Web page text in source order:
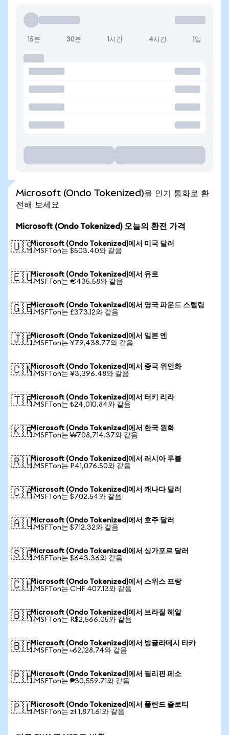
15분 30분 1시간 4시간 1일
Microsoft (Ondo Tokenized)을 인기 통화로 환
전해 보세요
Microsoft (Ondo Tokenized) 오늘의 환전 가격
🇺🇸Microsoft (Ondo Tokenized)에서 미국 달러
1 MSFTon는 $503.40와 같음
🇪🇺Microsoft (Ondo Tokenized)에서 유로
1 MSFTon는 €435.58와 같음
🇬🇧Microsoft (Ondo Tokenized)에서 영국 파운드 스털링
1 MSFTon는 £373.12와 같음
🇯🇵Microsoft (Ondo Tokenized)에서 일본 엔
1 MSFTon는 ¥79,438.77와 같음
🇨🇳Microsoft (Ondo Tokenized)에서 중국 위안화
1 MSFTon는 ¥3,396.48와 같음
🇹🇷Microsoft (Ondo Tokenized)에서 터키 리라
1 MSFTon는 ₺24,010.84와 같음
🇰🇷Microsoft (Ondo Tokenized)에서 한국 원화
1 MSFTon는 ₩708,714.37와 같음
🇷🇺Microsoft (Ondo Tokenized)에서 러시아 루블
1 MSFTon는 ₽41,076.50와 같음
🇨🇦Microsoft (Ondo Tokenized)에서 캐나다 달러
1 MSFTon는 $702.54와 같음
🇦🇺Microsoft (Ondo Tokenized)에서 호주 달러
1 MSFTon는 $712.32와 같음
🇸🇬Microsoft (Ondo Tokenized)에서 싱가포르 달러
1 MSFTon는 $643.36와 같음
🇨🇭Microsoft (Ondo Tokenized)에서 스위스 프랑
1 MSFTon는 CHF 407.13와 같음
🇧🇷Microsoft (Ondo Tokenized)에서 브라질 헤알
1 MSFTon는 R$2,566.05와 같음
🇧🇩Microsoft (Ondo Tokenized)에서 방글라데시 타카
1 MSFTon는 ৳62,128.74와 같음
🇵🇭Microsoft (Ondo Tokenized)에서 필리핀 페소
1 MSFTon는 ₱30,559.71와 같음
🇵🇱Microsoft (Ondo Tokenized)에서 폴란드 즐로티
1 MSFTon는 zł 1,871.61와 같음